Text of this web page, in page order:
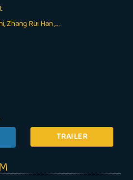
Zhang Rui Han ,...
TRAILER